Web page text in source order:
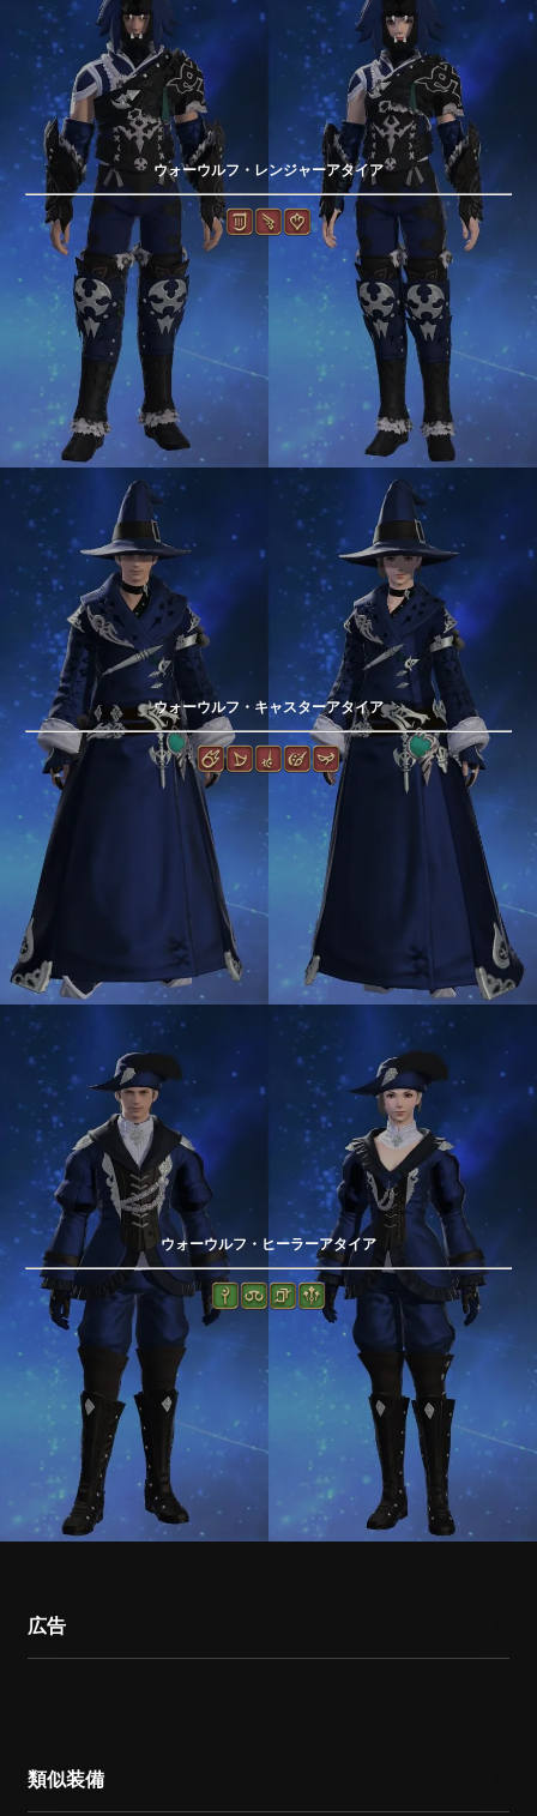
ウォーウルフ・レンジャーアタイア
ウォーウルフ・キャスターアタイア
ウォーウルフ・ヒーラーアタイア
広告
類似装備